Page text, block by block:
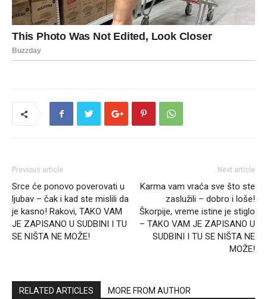
Previous article
Srce će ponovo poverovati u
ljubav – čak i kad ste mislili da
je kasno! Rakovi, TAKO VAM
JE ZAPISANO U SUDBINI I TU
SE NIŠTA NE MOŽE!
Next article
Karma vam vraća sve što ste
zaslužili – dobro i loše!
Škorpije, vreme istine je stiglo
– TAKO VAM JE ZAPISANO U
SUDBINI I TU SE NIŠTA NE
MOŽE!
RELATED ARTICLES MORE FROM AUTHOR